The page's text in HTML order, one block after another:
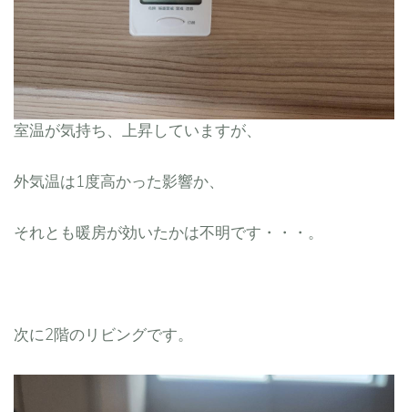
室温が気持ち、上昇していますが、
外気温は1度高かった影響か、
それとも暖房が効いたかは不明です・・・。
次に2階のリビングです。